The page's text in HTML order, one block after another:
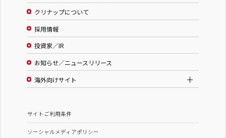
クリナップについて
採用情報
投資家／IR
お知らせ／ニュースリリース
海外向けサイト
サイトご利用条件
ソーシャルメディアポリシー